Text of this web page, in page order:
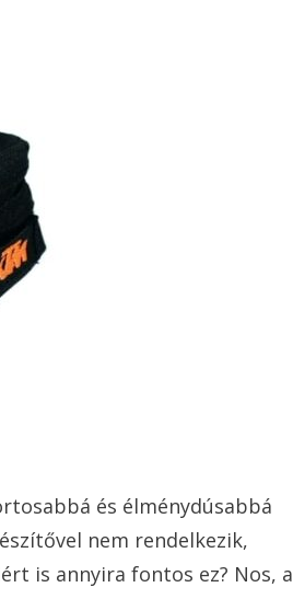
és élménydúsabbá
nem rendelkezik,
is annyira fontos ez? Nos, a